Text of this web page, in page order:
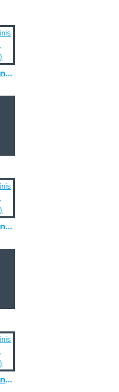
AlpicAir palubinis-grindinis oro kondicionierius PRO II, 10.55/11.72 kW (trifazis)
AlpicAir palubinis-grindinis oro kondicionierius PRO II, 14.07/16.12 kW (trifazis)
AlpicAir palubinis-grindinis oro kondicionierius PRO II, 15.24/18.17 kW (trifazis)